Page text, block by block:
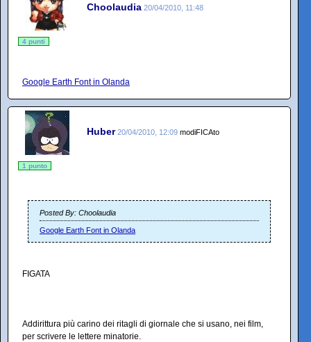
Choolaudia 20/04/2010, 11:48
4 punti
Google Earth Font in Olanda
Huber 20/04/2010, 12:09 modiFICAto
1 punto
Posted By: Choolaudia
Google Earth Font in Olanda
FIGATA
Addirittura più carino dei ritagli di giornale che si usano, nei film,
per scrivere le lettere minatorie.